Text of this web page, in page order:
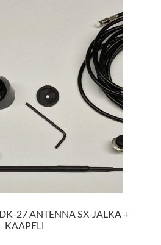
27 ANTENNA SX-JALKA +
KAAPELI